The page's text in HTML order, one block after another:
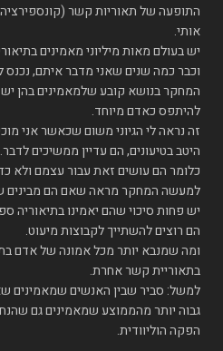
התופעה של תאוריות קשר
אותי.
יש בעולם מאות מיליוני מאמינים
וכבר כמה שנים שאני מדבר איתם,
המחקר בנושא קובע שלמאמינים בהן יש
להיתפס כאדם מיוחד.
זה נראה לי הגיוני משום שכאשר אני
היטב בטיעונים, הם עדיין ממשיכים לדבר.
כלומר הם עושים זאת עבור עצמם ולא
למעשה המחקר מראה שאם הם מבינים
יש פחות סיכוי שהם יאמינו בתיאוריה
הם רוצים להשתייך לקבוצות מיעוט.
ומה שמנבא יותר מכל אמונה של אדם
בתאוריית קשר אחרת.
למשל: סביר שבין האנשים שמאמינים
גבוה יותר מהממוצע שמאמינים גם
הפקה הוליוודית.